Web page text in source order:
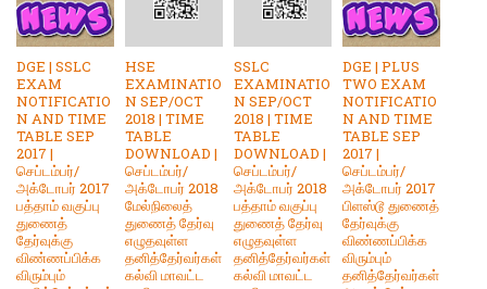
DGE | SSLC
EXAM
NOTIFICATIO
N AND TIME
TABLE SEP
2017 |
செப்டம்பர்/
அக்டோபர் 2017
பத்தாம் வகுப்பு
துணைத்
தேர்வுக்கு
விண்ணப்பிக்க
விரும்பும்
HSE
EXAMINATIO
N SEP/OCT
2018 | TIME
TABLE
DOWNLOAD |
செப்டம்பர்/
அக்டோபர் 2018
மேல்நிலைத்
துணைத் தேர்வு
எழுதவுள்ள
தனித்தேர்வர்கள்
கல்வி மாவட்ட
SSLC
EXAMINATIO
N SEP/OCT
2018 | TIME
TABLE
DOWNLOAD |
செப்டம்பர்/
அக்டோபர் 2018
பத்தாம் வகுப்பு
துணைத் தேர்வு
எழுதவுள்ள
தனித்தேர்வர்கள்
கல்வி மாவட்ட
DGE | PLUS
TWO EXAM
NOTIFICATIO
N AND TIME
TABLE SEP
2017 |
செப்டம்பர்/
அக்டோபர் 2017
பிளஸ்டூ துணைத்
தேர்வுக்கு
விண்ணப்பிக்க
விரும்பும்
தனித்தேர்வர்கள்